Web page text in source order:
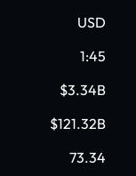
USD
1:45
$3.34B
$121.32B
73.34